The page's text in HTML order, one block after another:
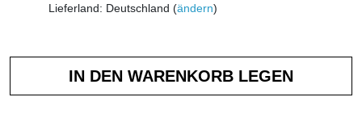
Lieferland: Deutschland (ändern)